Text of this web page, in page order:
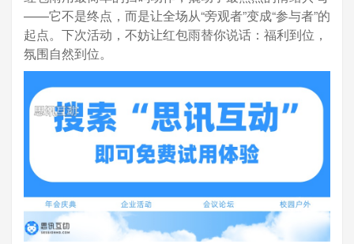
——它不是终点，而是让全场从“旁观者”变成“参与者”的
起点。下次活动，不妨让红包雨替你说话：福利到位，
氛围自然到位。